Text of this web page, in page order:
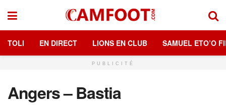
TOLI EN DIRECT LIONS EN CLUB SAMUEL ETO’O
PUBLICITÉ
Angers – Bastia